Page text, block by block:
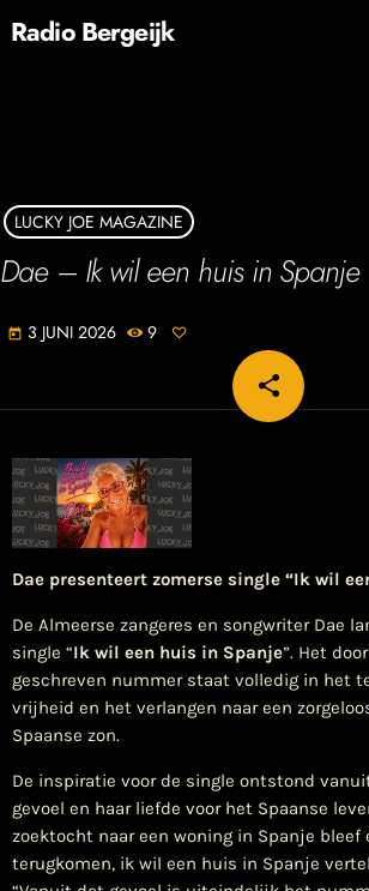
Radio Bergeijk
LUCKY JOE MAGAZINE
Dae – Ik wil een huis in Spanje
today 3 JUNI 2026 9
share
email
Dae presenteert zomerse single “Ik wil
De Almeerse zangeres en songwriter Dae
single “Ik wil een huis in Spanje”. Het
geschreven nummer staat volledig in het
vrijheid en het verlangen naar een
Spaanse zon.
De inspiratie voor de single ontstond
gevoel en haar liefde voor het Spaanse
zoektocht naar een woning in Spanje bleef
terugkomen, ik wil een huis in Spanje